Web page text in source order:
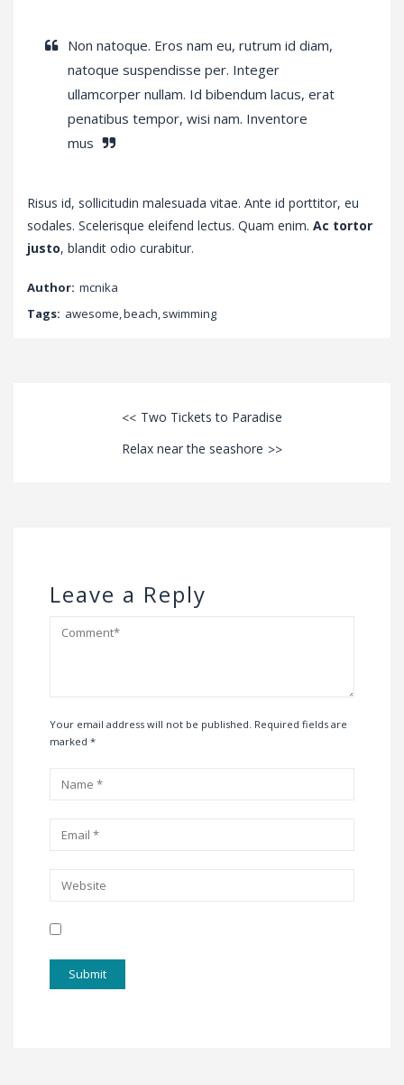
Non natoque. Eros nam eu, rutrum id diam,
natoque suspendisse per. Integer
ullamcorper nullam. Id bibendum lacus, erat
penatibus tempor, wisi nam. Inventore
mus
Risus id, sollicitudin malesuada vitae. Ante id porttitor, eu
sodales. Scelerisque eleifend lectus. Quam enim. Ac tortor
justo, blandit odio curabitur.
Author: mcnika
Tags: awesome,beach,swimming
Two Tickets to Paradise
Relax near the seashore
Leave a Reply
Your email address will not be published. Required fields are
marked *